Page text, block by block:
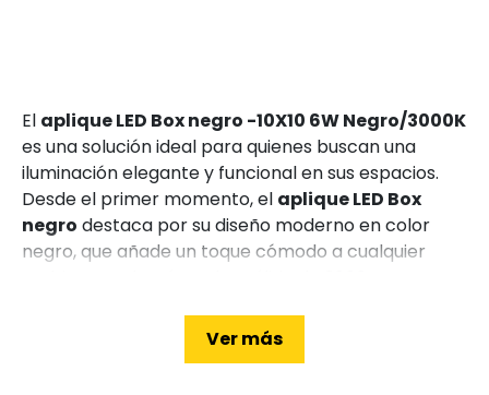
El aplique LED Box negro -10X10 6W Negro/3000K
es una solución ideal para quienes buscan una
iluminación elegante y funcional en sus espacios.
Desde el primer momento, el aplique LED Box
negro destaca por su diseño moderno en color
negro, que añade un toque cómodo a cualquier
para entornos residenciales y comerciales. Gracias
Ver más